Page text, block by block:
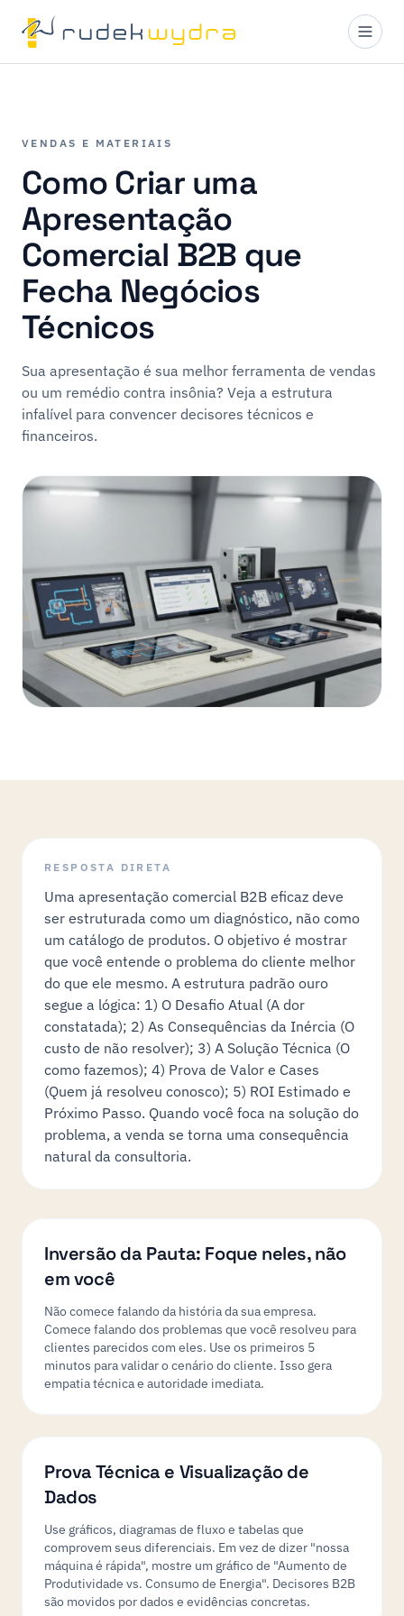
VENDAS E MATERIAIS
Como Criar uma
Apresentação
Comercial B2B que
Fecha Negócios
Técnicos
Sua apresentação é sua melhor ferramenta de vendas
ou um remédio contra insônia? Veja a estrutura
infalível para convencer decisores técnicos e
financeiros.
RESPOSTA DIRETA
Uma apresentação comercial B2B eficaz deve
ser estruturada como um diagnóstico, não como
um catálogo de produtos. O objetivo é mostrar
que você entende o problema do cliente melhor
do que ele mesmo. A estrutura padrão ouro
segue a lógica: 1) O Desafio Atual (A dor
constatada); 2) As Consequências da Inércia (O
custo de não resolver); 3) A Solução Técnica (O
como fazemos); 4) Prova de Valor e Cases
(Quem já resolveu conosco); 5) ROI Estimado e
Próximo Passo. Quando você foca na solução do
problema, a venda se torna uma consequência
natural da consultoria.
Inversão da Pauta: Foque neles, não
em você
Não comece falando da história da sua empresa.
Comece falando dos problemas que você resolveu para
clientes parecidos com eles. Use os primeiros 5
minutos para validar o cenário do cliente. Isso gera
empatia técnica e autoridade imediata.
Prova Técnica e Visualização de
Dados
Use gráficos, diagramas de fluxo e tabelas que
comprovem seus diferenciais. Em vez de dizer "nossa
máquina é rápida", mostre um gráfico de "Aumento de
Produtividade vs. Consumo de Energia". Decisores B2B
são movidos por dados e evidências concretas.